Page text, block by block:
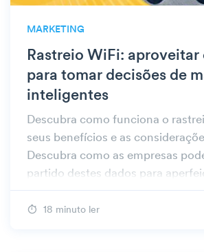
MARKETING
Rastreio WiFi: aproveitar
para tomar decisões de
inteligentes
Descubra como funciona o
seus benefícios e as
Descubra como as empresas
partido destes dados para
estratégias no Beambox.
18 minuto ler